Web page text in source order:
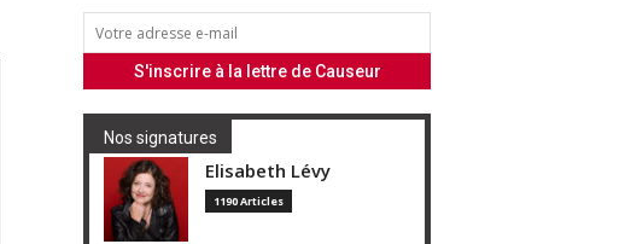
Nos signatures
Elisabeth Lévy
1190 Articles